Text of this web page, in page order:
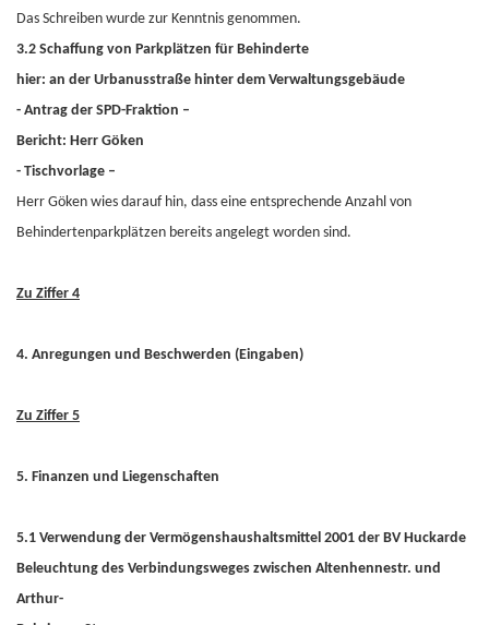
Das Schreiben wurde zur Kenntnis genommen.
3.2 Schaffung von Parkplätzen für Behinderte
hier: an der Urbanusstraße hinter dem Verwaltungsgebäude
- Antrag der SPD-Fraktion –
Bericht: Herr Göken
- Tischvorlage –
Herr Göken wies darauf hin, dass eine entsprechende Anzahl von
Behindertenparkplätzen bereits angelegt worden sind.
Zu Ziffer 4
4. Anregungen und Beschwerden (Eingaben)
Zu Ziffer 5
5. Finanzen und Liegenschaften
5.1 Verwendung der Vermögenshaushaltsmittel 2001 der BV Huckarde
Beleuchtung des Verbindungsweges zwischen Altenhennestr. und
Arthur-